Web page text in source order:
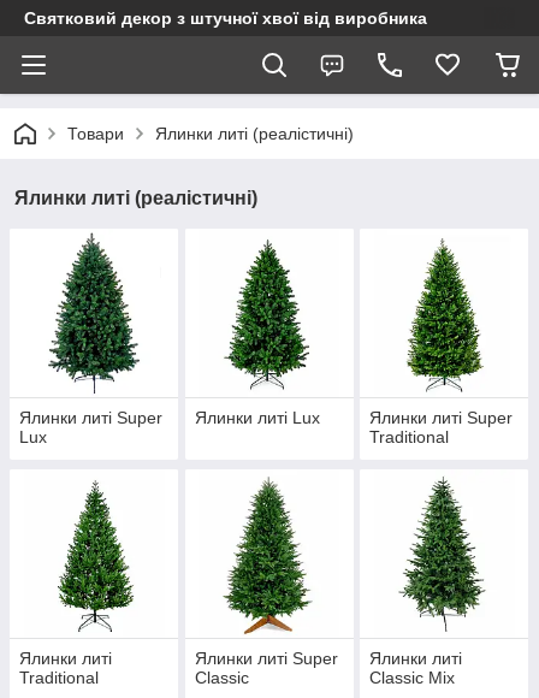
Святковий декор з штучної хвої від виробника
Товари Ялинки литі (реалістичні)
Ялинки литі (реалістичні)
Ялинки литі Super
Lux
Ялинки литі Lux
Ялинки литі Super
Traditional
Ялинки литі
Traditional
Ялинки литі Super
Classic
Ялинки литі
Classic Mix